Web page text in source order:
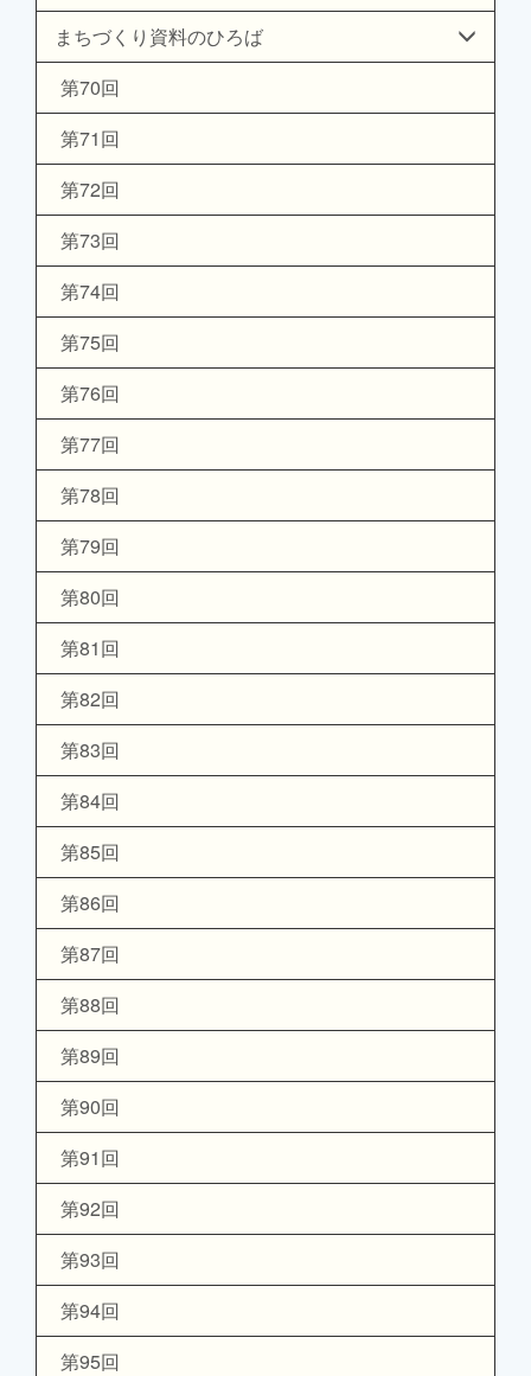
まちづくり資料のひろば
第70回
第71回
第72回
第73回
第74回
第75回
第76回
第77回
第78回
第79回
第80回
第81回
第82回
第83回
第84回
第85回
第86回
第87回
第88回
第89回
第90回
第91回
第92回
第93回
第94回
第95回